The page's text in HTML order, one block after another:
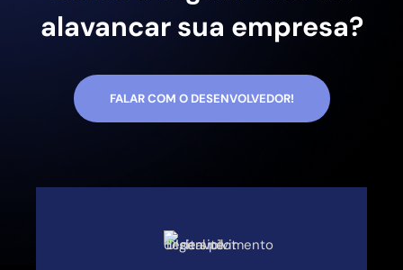
alavancar sua empresa?
FALAR COM O DESENVOLVEDOR!